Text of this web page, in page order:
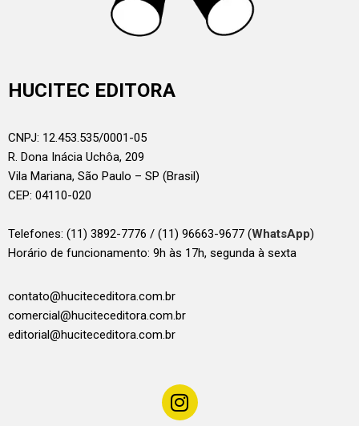
HUCITEC EDITORA
CNPJ: 12.453.535/0001-05
R. Dona Inácia Uchôa, 209
Vila Mariana, São Paulo – SP (Brasil)
CEP: 04110-020
Telefones: (11) 3892-7776 / (11) 96663-9677 (WhatsApp)
Horário de funcionamento: 9h às 17h, segunda à sexta
contato@huciteceditora.com.br
comercial@huciteceditora.com.br
editorial@huciteceditora.com.br